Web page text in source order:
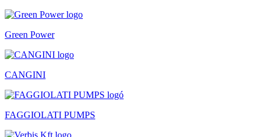
Green Power
CANGINI
FAGGIOLATI PUMPS